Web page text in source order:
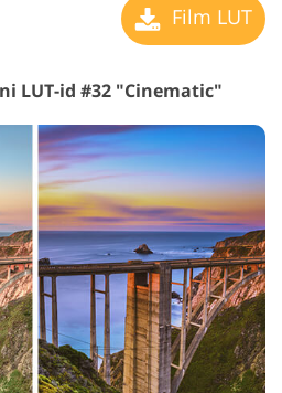
Film LUT
LUT-id #32 "Cinematic"